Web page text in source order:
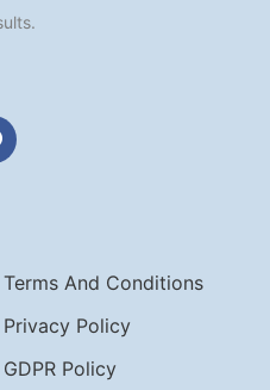
Terms And Conditions
Privacy Policy
GDPR Policy